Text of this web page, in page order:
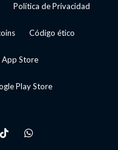
Política de Privacidad
Código ético
App Store
Play Store